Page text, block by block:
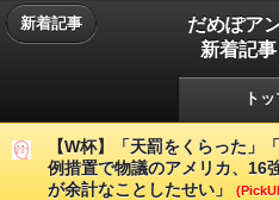
新着記事
だめぽア
新着記事
ト
【W杯】「天罰をくらった」
例措置で物議のアメリカ、16
が余計なことしたせい」